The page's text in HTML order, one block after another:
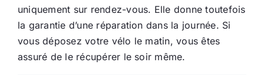
uniquement sur rendez-vous. Elle donne toutefois
la garantie d’une réparation dans la journée. Si
vous déposez votre vélo le matin, vous êtes
assuré de le récupérer le soir même.